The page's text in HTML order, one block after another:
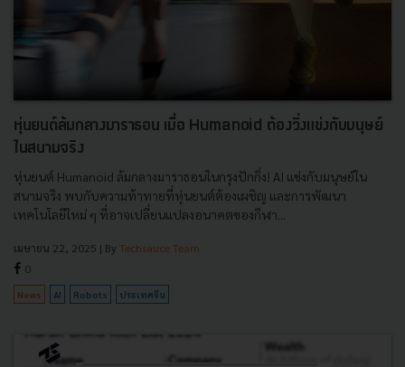
หุ่นยนต์ล้มกลางมาราธอน เมื่อ Humanoid ต้องวิ่งแข่งกับมนุษย์
ในสนามจริง
หุ่นยนต์ Humanoid ล้มกลางมาราธอนในกรุงปักกิ่ง! AI แข่งกับมนุษย์ใน
สนามจริง พบกับความท้าทายที่หุ่นยนต์ต้องเผชิญ และการพัฒนา
เทคโนโลยีใหม่ ๆ ที่อาจเปลี่ยนแปลงอนาคตของกีฬา...
เมษายน 22, 2025 | By Techsauce Team
0
News AI Robots ประเทศจีน